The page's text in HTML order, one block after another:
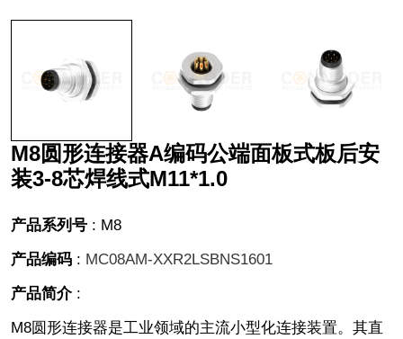
M8圆形连接器A编码公端面板式板后安
装3-8芯焊线式M11*1.0
产品系列号 : M8
产品编码 : MC08AM-XXR2LSBNS1601
产品简介:
M8圆形连接器是工业领域的主流小型化连接装置。其直